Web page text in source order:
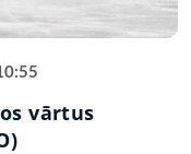
vārtus